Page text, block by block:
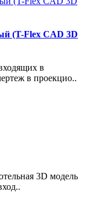
(T-Flex CAD 3D
в
в проекцио..
3D модель